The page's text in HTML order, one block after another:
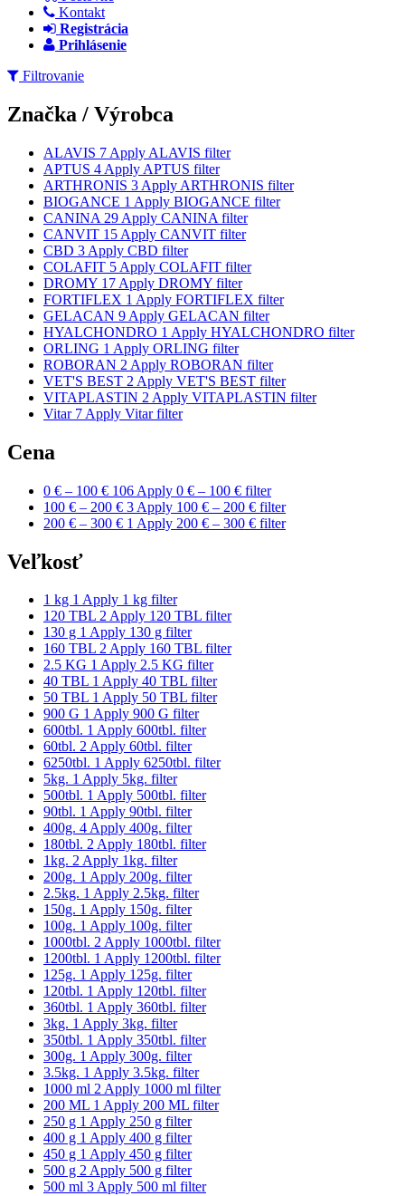
Kontakt
Registrácia
Prihlásenie
Filtrovanie
Značka / Výrobca
ALAVIS 7 Apply ALAVIS filter
APTUS 4 Apply APTUS filter
ARTHRONIS 3 Apply ARTHRONIS filter
BIOGANCE 1 Apply BIOGANCE filter
CANINA 29 Apply CANINA filter
CANVIT 15 Apply CANVIT filter
CBD 3 Apply CBD filter
COLAFIT 5 Apply COLAFIT filter
DROMY 17 Apply DROMY filter
FORTIFLEX 1 Apply FORTIFLEX filter
GELACAN 9 Apply GELACAN filter
HYALCHONDRO 1 Apply HYALCHONDRO filter
ORLING 1 Apply ORLING filter
ROBORAN 2 Apply ROBORAN filter
VET'S BEST 2 Apply VET'S BEST filter
VITAPLASTIN 2 Apply VITAPLASTIN filter
Vitar 7 Apply Vitar filter
Cena
0 € – 100 € 106 Apply 0 € – 100 € filter
100 € – 200 € 3 Apply 100 € – 200 € filter
200 € – 300 € 1 Apply 200 € – 300 € filter
Veľkosť
1 kg 1 Apply 1 kg filter
120 TBL 2Apply 120 TBL filter
130 g 1 Apply 130 g filter
160 TBL 2Apply 160 TBL filter
2.5 KG 1 Apply 2.5 KG filter
40 TBL 1 Apply 40 TBL filter
50 TBL 1 Apply 50 TBL filter
900 G 1 Apply 900 G filter
600tbl. 1 Apply 600tbl. filter
60tbl. 2Apply 60tbl. filter
6250tbl. 1 Apply 6250tbl. filter
5kg. 1 Apply 5kg. filter
500tbl. 1 Apply 500tbl. filter
90tbl. 1 Apply 90tbl. filter
400g. 4Apply 400g. filter
180tbl. 2Apply 180tbl. filter
1kg. 2Apply 1kg. filter
200g. 1 Apply 200g. filter
2.5kg. 1 Apply 2.5kg. filter
150g. 1 Apply 150g. filter
100g. 1 Apply 100g. filter
1000tbl. 2Apply 1000tbl. filter
1200tbl. 1 Apply 1200tbl. filter
125g. 1 Apply 125g. filter
120tbl. 1 Apply 120tbl. filter
360tbl. 1 Apply 360tbl. filter
3kg. 1 Apply 3kg. filter
350tbl. 1 Apply 350tbl. filter
300g. 1 Apply 300g. filter
3.5kg. 1 Apply 3.5kg. filter
1000 ml 2Apply 1000 ml filter
200 ML 1 Apply 200 ML filter
250 g 1 Apply 250 g filter
400 g 1 Apply 400 g filter
450 g 1 Apply 450 g filter
500 g 2Apply 500 g filter
500 ml 3Apply 500 ml filter